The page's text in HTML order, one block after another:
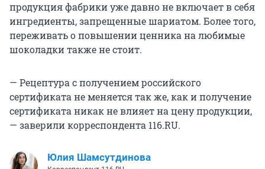
продукция фабрики уже давно не включает в себя
ингредиенты, запрещенные шариатом. Более того,
переживать о повышении ценника на любимые
шоколадки также не стоит.
— Рецептура с получением российского
сертификата не меняется так же, как и получение
сертификата никак не влияет на цену продукции,
— заверили корреспондента 116.RU.
Юлия Шамсутдинова